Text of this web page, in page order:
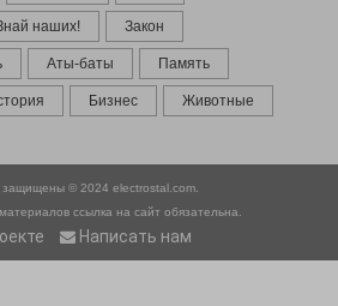
наших! Закон
Аты-баты Память
Бизнес Животные
защищены © 2024 electrostal.com.
ссылка на сайт обязательна.
Написать нам